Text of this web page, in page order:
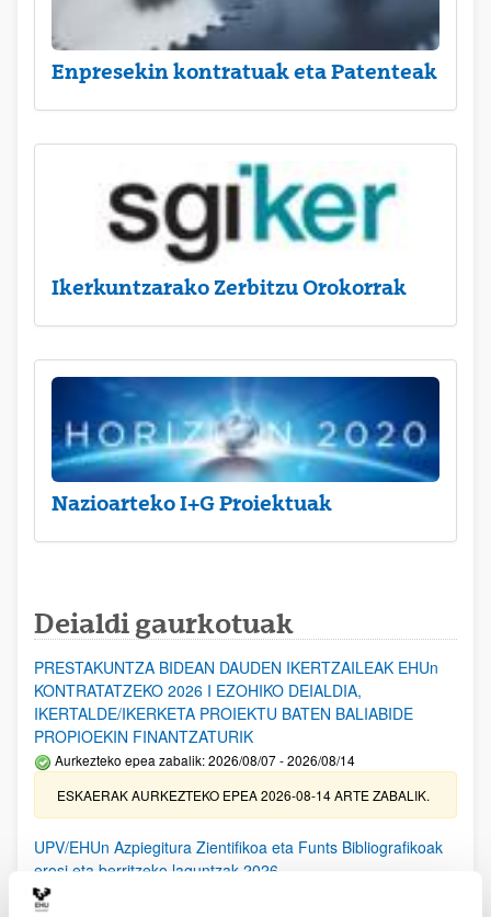
Enpresekin kontratuak eta Patenteak
Ikerkuntzarako Zerbitzu Orokorrak
Nazioarteko I+G Proiektuak
Deialdi gaurkotuak
PRESTAKUNTZA BIDEAN DAUDEN IKERTZAILEAK EHUn
KONTRATATZEKO 2026 I EZOHIKO DEIALDIA,
IKERTALDE/IKERKETA PROIEKTU BATEN BALIABIDE
PROPIOEKIN FINANTZATURIK
Aurkezteko epea zabalik: 2026/08/07 - 2026/08/14
ESKAERAK AURKEZTEKO EPEA 2026-08-14 ARTE ZABALIK.
UPV/EHUn Azpiegitura Zientifikoa eta Funts Bibliografikoak
erosi eta berritzeko laguntzak 2026